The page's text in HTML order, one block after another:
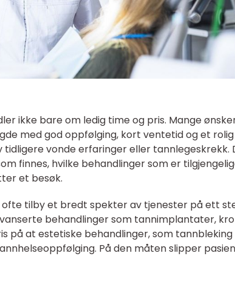
ikke bare om ledig time og pris. Mange
med god oppfølging, kort ventetid og et rolig
vonde erfaringer eller tannlegeskrekk.
finnes, hvilke behandlinger som er
et besøk.
ofte tilby et bredt spekter av tjenester på ett
behandlinger som tannimplantater,
på at estetiske behandlinger, som tannbleking
På den måten slipper